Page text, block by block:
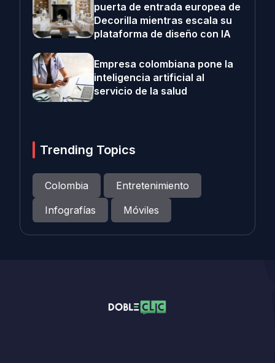
puerta de entrada europea de
Decorilla mientras escala su
plataforma de diseño con IA
Empresa colombiana pone la
inteligencia artificial al
servicio de la salud
Trending Topics
Colombia
Entretenimiento
Infografías
Móviles